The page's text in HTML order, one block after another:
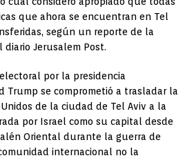
que ahora se encuentran en Tel
según un reporte de la
Jerusalem Post.
por la presidencia
Trump se comprometió a trasladar la
de la ciudad de Tel Aviv a la
por Israel como su capital desde
Oriental durante la guerra de
internacional no la